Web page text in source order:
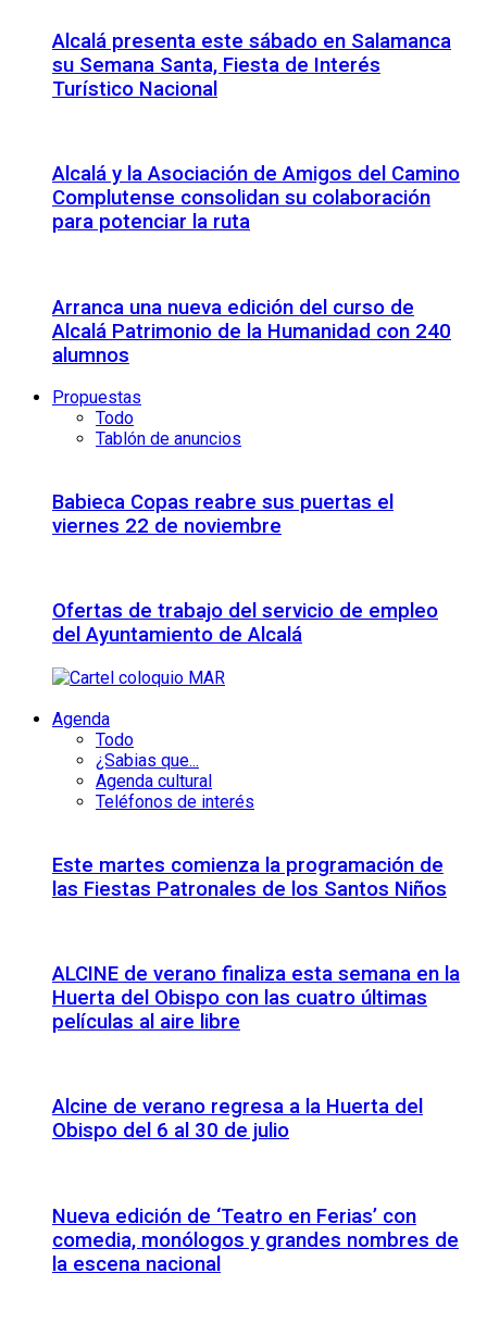
Alcalá presenta este sábado en Salamanca
su Semana Santa, Fiesta de Interés
Turístico Nacional
Alcalá y la Asociación de Amigos del Camino
Complutense consolidan su colaboración
para potenciar la ruta
Arranca una nueva edición del curso de
Alcalá Patrimonio de la Humanidad con 240
alumnos
Propuestas
Todo
Tablón de anuncios
Babieca Copas reabre sus puertas el
viernes 22 de noviembre
Ofertas de trabajo del servicio de empleo
del Ayuntamiento de Alcalá
Agenda
Todo
¿Sabias que...
Agenda cultural
Teléfonos de interés
Este martes comienza la programación de
las Fiestas Patronales de los Santos Niños
ALCINE de verano finaliza esta semana en la
Huerta del Obispo con las cuatro últimas
películas al aire libre
Alcine de verano regresa a la Huerta del
Obispo del 6 al 30 de julio
Nueva edición de ‘Teatro en Ferias’ con
comedia, monólogos y grandes nombres de
la escena nacional